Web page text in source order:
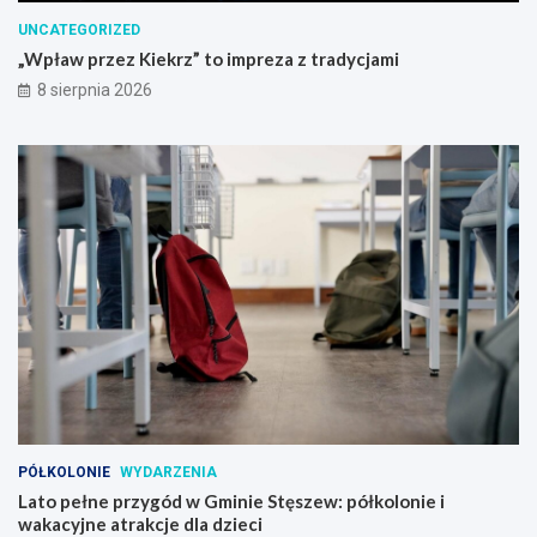
m
p
r
e
a
t
r
a
d
y
c
j
a
m
i
e
S
t
s
e
w
:
p
ó
ł
k
o
l
o
i
e
i
w
UNCATEGORIZED
„Wpław przez Kiekrz” to impreza z tradycjami
8 sierpnia 2026
PÓŁKOLONIE WYDARZENIA
Lato pełne przygód w Gminie Stęszew: półkolonie i
wakacyjne atrakcje dla dzieci